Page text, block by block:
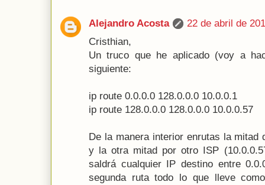
Alejandro Acosta
22 de abril de
Cristhian,
Un truco que he aplicado (voy a
siguiente:
ip route 0.0.0.0 128.0.0.0 10.0.0.1
ip route 128.0.0.0 128.0.0.0 10.0.0.57
De la manera interior enrutas la
y la otra mitad por otro ISP
saldrá cualquier IP destino entre
segunda ruta todo lo que lleve